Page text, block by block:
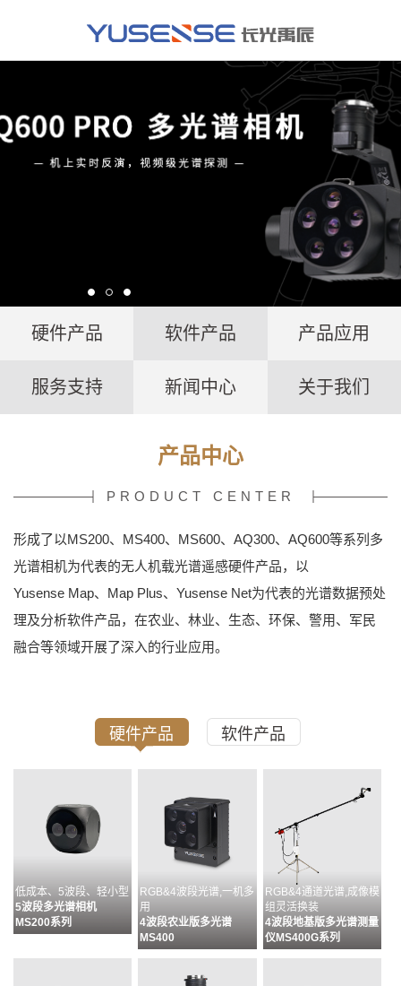
硬件产品 软件产品 产品应用
服务支持 新闻中心 关于我们
产品中心
PRODUCT CENTER
形成了以MS200、MS400、MS600、AQ300、AQ600等系列多
光谱相机为代表的无人机载光谱遥感硬件产品，以
Yusense Map、Map Plus、Yusense Net为代表的光谱数据预处
理及分析软件产品，在农业、林业、生态、环保、警用、军民
融合等领域开展了深入的行业应用。
硬件产品 软件产品
低成本、5波段、轻小型
5波段多光谱相机
MS200系列
RGB&4波段光谱,一机多
用
4波段农业版多光谱
MS400
RGB&4通道光谱,成像模
组灵活换装
4波段地基版多光谱测量
仪MS400G系列